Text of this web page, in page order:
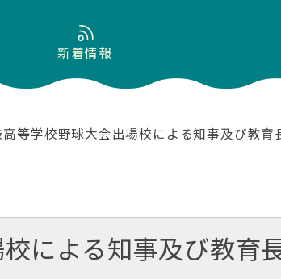
新着情報
等学校野球大会出場校による知事及び教
による知事及び教育